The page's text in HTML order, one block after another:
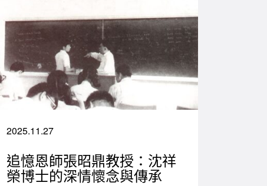
2025.11.27
追憶恩師張昭鼎教授：沈祥
榮博士的深情懷念與傳承